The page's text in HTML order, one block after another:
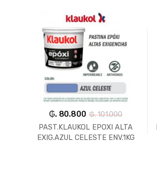
₲. 80.800 ₲. 101.000
PAST.KLAUKOL EPOXI ALTA
EXIG.AZUL CELESTE ENV.1KG